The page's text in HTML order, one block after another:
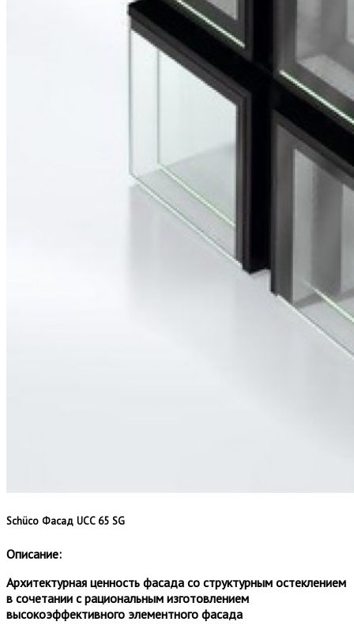
Schüco Фасад UCC 65 SG
Описание:
Архитектурная ценность фасада со структурным остеклением
в сочетании с рациональным изготовлением
высокоэффективного элементного фасада